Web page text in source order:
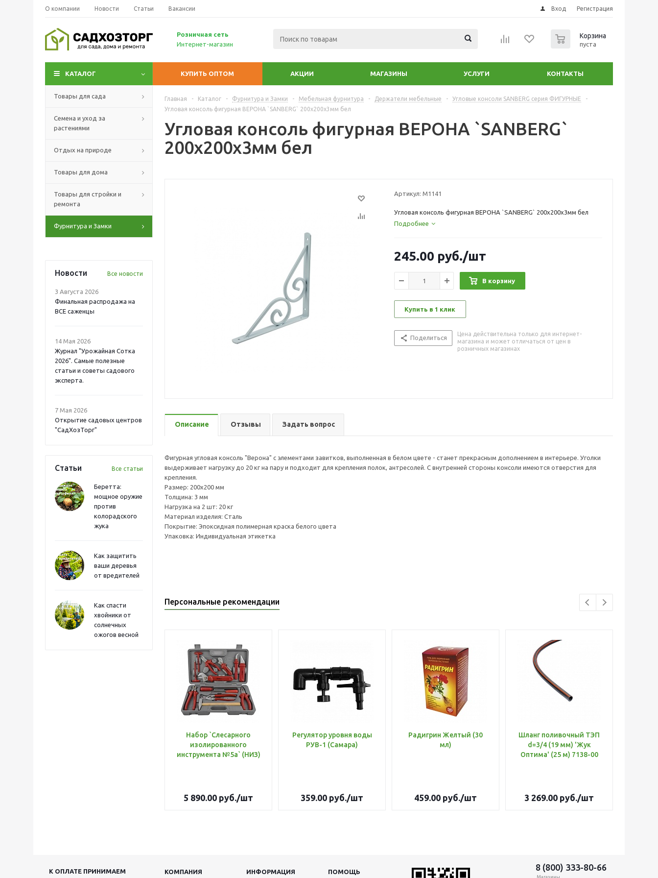
О компании Новости Статьи Вакансии Вход Регистрация
Розничная сеть
Интернет-магазин
Корзина
пуста
КАТАЛОГ КУПИТЬ ОПТОМ АКЦИИ МАГАЗИНЫ УСЛУГИ КОНТАКТЫ
Товары для сада
Семена и уход за
растениями
Отдых на природе
Товары для дома
Товары для стройки и
ремонта
Фурнитура и Замки
Новости Все новости
3 Августа 2026
Финальная распродажа на
ВСЕ саженцы
14 Мая 2026
Журнал "Урожайная Сотка
2026". Самые полезные
статьи и советы садового
эксперта.
7 Мая 2026
Открытие садовых центров
"СадХозТорг"
Статьи Все статьи
Беретта:
мощное оружие
против
колорадского
жука
Как защитить
ваши деревья
от вредителей
Как спасти
хвойники от
солнечных
ожогов весной
Главная - Каталог - Фурнитура и Замки - Мебельная фурнитура - Держатели мебельные - Угловые консоли SANBERG серия ФИГУРНЫЕ
-
Угловая консоль фигурная ВЕРОНА `SANBERG` 200х200х3мм бел
Угловая консоль фигурная ВЕРОНА `SANBERG`
200х200х3мм бел
Артикул: М1141
Угловая консоль фигурная ВЕРОНА `SANBERG` 200х200х3мм бел
Подробнее
245.00 руб./шт
В корзину
Купить в 1 клик
Поделиться
Цена действительна только для интернет-
магазина и может отличаться от цен в
розничных магазинах
Описание Отзывы Задать вопрос
Фигурная угловая консоль "Верона" с элементами завитков, выполненная в белом цвете - станет прекрасным дополнением в интерьере. Уголки
выдерживает нагрузку до 20 кг на пару и подходит для крепления полок, антресолей. С внутренней стороны консоли имеются отверстия для
крепления.
Размер: 200х200 мм
Толщина: 3 мм
Нагрузка на 2 шт: 20 кг
Материал изделия: Сталь
Покрытие: Эпоксидная полимерная краска белого цвета
Упаковка: Индивидуальная этикетка
Персональные рекомендации
Набор `Слесарного
изолированного
инструмента №5а` (НИЗ)
5 890.00 руб./шт
Регулятор уровня воды
РУВ-1 (Самара)
359.00 руб./шт
Радигрин Желтый (30
мл)
459.00 руб./шт
Шланг поливочный ТЭП
d=3/4 (19 мм) 'Жук
Оптима' (25 м) 7138-00
3 269.00 руб./шт
К ОПЛАТЕ ПРИНИМАЕМ КОМПАНИЯ ИНФОРМАЦИЯ ПОМОЩЬ 8 (800) 333-80-66
Магазины